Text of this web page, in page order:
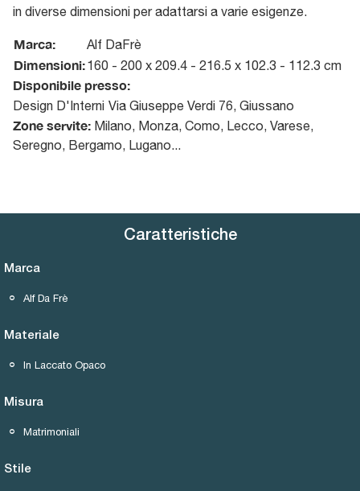
in diverse dimensioni per adattarsi a varie esigenze.
Marca: Alf DaFrè
Dimensioni:160 - 200 x 209.4 - 216.5 x 102.3 - 112.3 cm
Disponibile presso:
Design D'Interni Via Giuseppe Verdi 76, Giussano
Zone servite: Milano, Monza, Como, Lecco, Varese,
Seregno, Bergamo, Lugano...
Caratteristiche
Marca
Alf Da Frè
Materiale
In Laccato Opaco
Misura
Matrimoniali
Stile